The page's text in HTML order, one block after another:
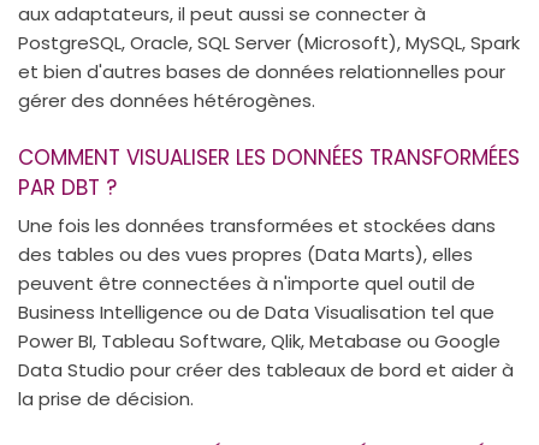
aux adaptateurs, il peut aussi se connecter à
PostgreSQL, Oracle, SQL Server (Microsoft), MySQL, Spark
et bien d'autres bases de données relationnelles pour
gérer des données hétérogènes.
COMMENT VISUALISER LES DONNÉES TRANSFORMÉES
PAR DBT ?
Une fois les données transformées et stockées dans
des tables ou des vues propres (Data Marts), elles
peuvent être connectées à n'importe quel outil de
Business Intelligence ou de Data Visualisation tel que
Power BI, Tableau Software, Qlik, Metabase ou Google
Data Studio pour créer des tableaux de bord et aider à
la prise de décision.